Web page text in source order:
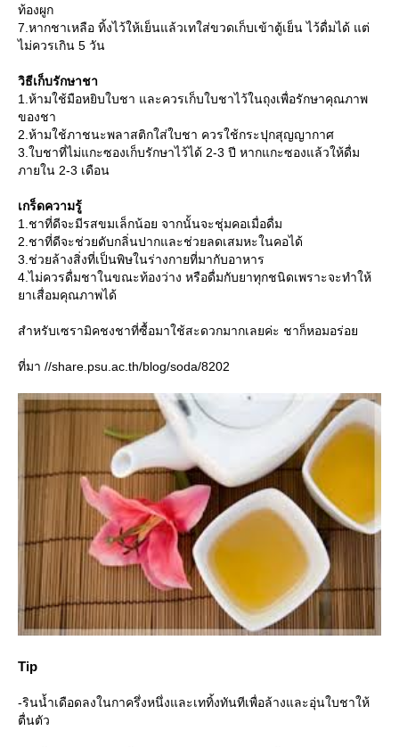
ท้องผูก
7.หากชาเหลือ ทิ้งไว้ให้เย็นแล้วเทใส่ขวดเก็บเข้าตู้เย็น ไว้ดื่มได้ แต่
ไม่ควรเกิน 5 วัน
วิธีเก็บรักษาชา
1.ห้ามใช้มือหยิบใบชา และควรเก็บใบชาไว้ในถุงเพื่อรักษาคุณภาพ
ของชา
2.ห้ามใช้ภาชนะพลาสติกใส่ใบชา ควรใช้กระปุกสุญญากาศ
3.ใบชาที่ไม่แกะซองเก็บรักษาไว้ได้ 2-3 ปี หากแกะซองแล้วให้ดื่ม
ภายใน 2-3 เดือน
เกร็ดความรู้
1.ชาที่ดีจะมีรสขมเล็กน้อย จากนั้นจะชุ่มคอเมื่อดื่ม
2.ชาที่ดีจะช่วยดับกลิ่นปากและช่วยลดเสมหะในคอได้
3.ช่วยล้างสิ่งที่เป็นพิษในร่างกายที่มากับอาหาร
4.ไม่ควรดื่มชาในขณะท้องว่าง หรือดื่มกับยาทุกชนิดเพราะจะทำให้
าเสื่อมคุณภาพได้
สำหรับเซรามิคชงชาที่ซื้อมาใช้สะดวกมากเลยค่ะ ชาก็หอมอร่อ
ที่มา //share.psu.ac.th/blog/soda/8202
Tip
-รินน้ำเดือดลงในกาครึ่งหนึ่งและเททิ้งทันทีเพื่อล้างและอุ่นใบชาให้
ตื่นตัว